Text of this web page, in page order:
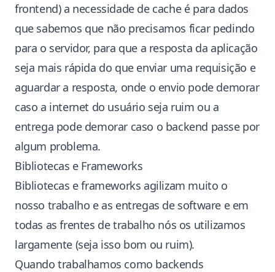
frontend) a necessidade de cache é para dados
que sabemos que não precisamos ficar pedindo
para o servidor, para que a resposta da aplicação
seja mais rápida do que enviar uma requisição e
aguardar a resposta, onde o envio pode demorar
caso a internet do usuário seja ruim ou a
entrega pode demorar caso o backend passe por
algum problema.
Bibliotecas e Frameworks
Bibliotecas e frameworks agilizam muito o
nosso trabalho e as entregas de software e em
todas as frentes de trabalho nós os utilizamos
largamente (seja isso bom ou ruim).
Quando trabalhamos como backends